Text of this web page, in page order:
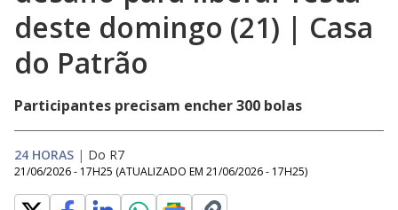
deste domingo (21) | Casa
do Patrão
Participantes precisam encher 300 bolas
24 HORAS | Do R7
21/06/2026 - 17H25 (ATUALIZADO EM 21/06/2026 - 17H25)